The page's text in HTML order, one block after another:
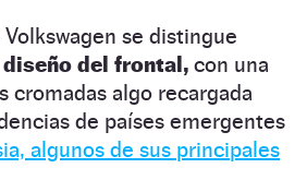
se distingue
diseño del frontal, con una
cromadas algo recargada
de países emergentes
algunos de sus principales